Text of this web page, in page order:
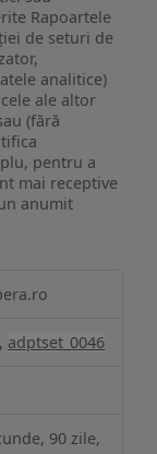
Rapoartele
de seturi de
analitice)
ale altor
(fără
pentru a
mai receptive
anumit
, adptset_0046
90 zile,